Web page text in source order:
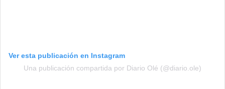
Ver esta publicación en Instagram
Una publicación compartida por Diario Olé (@diario.ole)